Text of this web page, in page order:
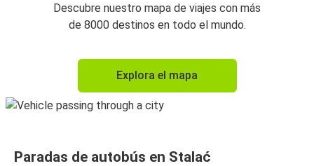
Descubre nuestro mapa de viajes con más
de 8000 destinos en todo el mundo.
Explora el mapa
Paradas de autobús en Stalać